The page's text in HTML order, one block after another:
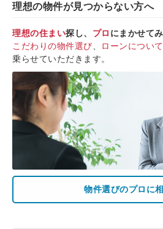
理想の物件が見つからない方へ
理想の住まい探し、 プロ にまかせて
こだわりの物件選び
ローンについて
乗らせていただきます。
物件選びのプロに